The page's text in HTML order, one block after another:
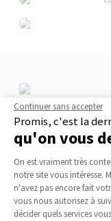
Continuer sans accepter
Promis, c'est la
qu'on vous
Plateforme
On est vraiment très
notre site vous intéresse.
n'avez pas encore fait
vous nous autorisez à
décider quels services